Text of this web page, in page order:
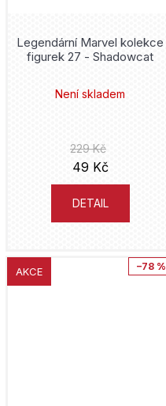
Legendární Marvel kolekce
figurek 27 - Shadowcat
Není skladem
229 Kč
49 Kč
DETAIL
AKCE –78 %